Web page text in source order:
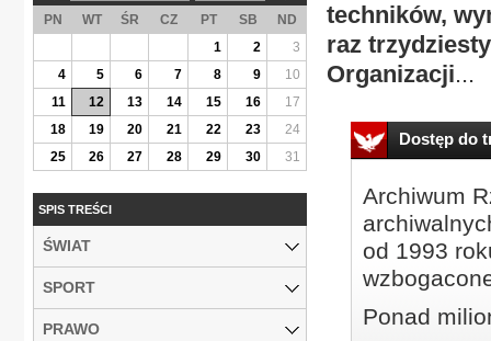
techników,
raz
Organizacji...
Dostęp do
Archiwum
od 1993
Ponad
PN WT ŚR CZ PT SB
ND
1
2
3
4
5 6 7 8 9
10
11
12 13 14 15 16
17
18
19 20 21 22 23
24
25
26 27 28 29 30 31
SPIS TREŚCI
ŚWIAT
SPORT
PRAWO